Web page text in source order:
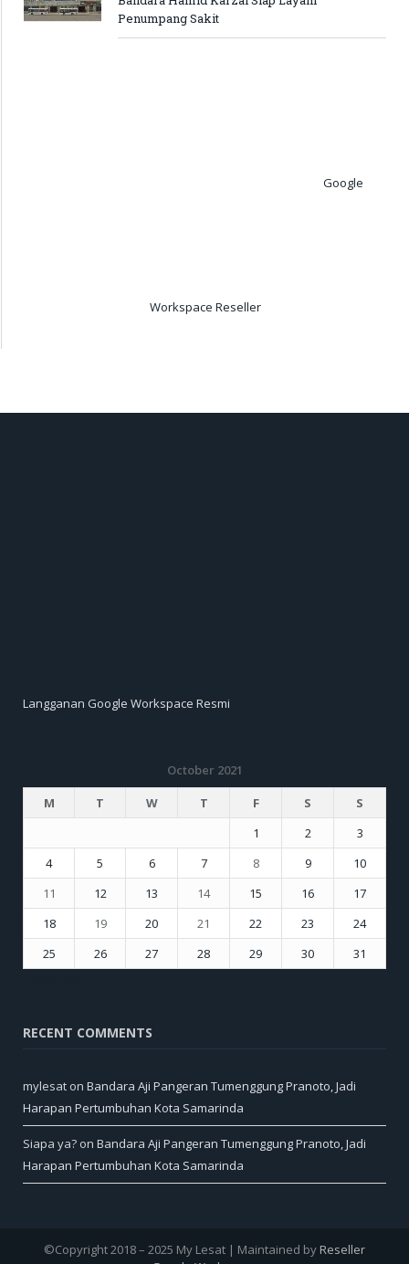
Penumpang Sakit
Google
Workspace Reseller
Langganan Google Workspace Resmi
October 2021
M
T W T F S
S
1
2
3
4
5 6 7 8 9
10
11
12 13 14 15 16
17
18
19 20 21 22 23
24
25
26 27 28 29 30
31
RECENT COMMENTS
mylesat on Bandara Aji Pangeran Tumenggung Pranoto, Jadi
Harapan Pertumbuhan Kota Samarinda
Siapa ya? on Bandara Aji Pangeran Tumenggung Pranoto, Jadi
Harapan Pertumbuhan Kota Samarinda
©Copyright 2018 – 2025 My Lesat | Maintained by Reseller